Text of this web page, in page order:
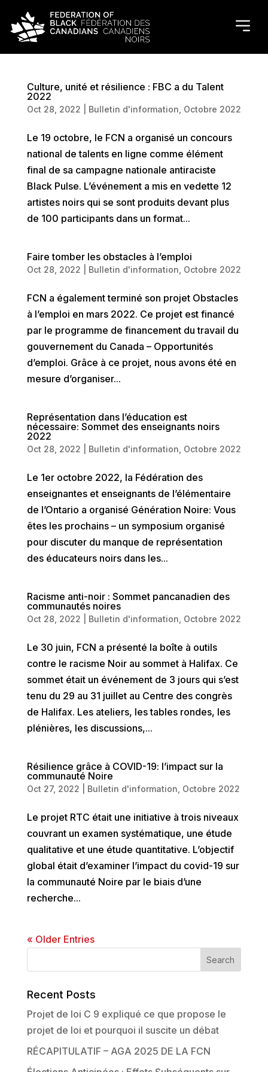
Culture, unité et résilience : FBC a du Talent
2022
Oct 28, 2022 Bulletin d'information Octobre 2022
Le 19 octobre, le FCN a organisé un concours
national de talents en ligne comme élément
final de sa campagne nationale antiraciste
Black Pulse. L’événement a mis en vedette 12
artistes noirs qui se sont produits devant plus
de 100 participants dans un format...
Faire tomber les obstacles à l’emploi
Oct 28, 2022 Bulletin d'information Octobre 2022
FCN a également terminé son projet Obstacles
à l’emploi en mars 2022. Ce projet est financé
par le programme de financement du travail du
gouvernement du Canada – Opportunités
d’emploi. Grâce à ce projet, nous avons été en
mesure d’organiser...
Représentation dans l’éducation est
nécessaire: Sommet des enseignants noirs
2022
Oct 28, 2022 Bulletin d'information Octobre 2022
Le 1er octobre 2022, la Fédération des
enseignantes et enseignants de l’élémentaire
de l’Ontario a organisé Génération Noire: Vous
êtes les prochains – un symposium organisé
pour discuter du manque de représentation
des éducateurs noirs dans les...
Racisme anti-noir : Sommet pancanadien des
communautés noires
Oct 28, 2022 Bulletin d'information Octobre 2022
Le 30 juin, FCN a présenté la boîte à outils
contre le racisme Noir au sommet à Halifax. Ce
sommet était un événement de 3 jours qui s’est
tenu du 29 au 31 juillet au Centre des congrès
de Halifax. Les ateliers, les tables rondes, les
plénières, les discussions,...
Résilience grâce à COVID-19: l’impact sur la
communauté Noire
Oct 27, 2022 Bulletin d'information Octobre 2022
Le projet RTC était une initiative à trois niveaux
couvrant un examen systématique, une étude
qualitative et une étude quantitative. L’objectif
global était d’examiner l’impact du covid-19 sur
la communauté Noire par le biais d’une
recherche...
« Older Entries
Recent Posts
Projet de loi C 9 expliqué ce que propose le
projet de loi et pourquoi il suscite un débat
RÉCAPITULATIF – AGA 2025 DE LA FCN